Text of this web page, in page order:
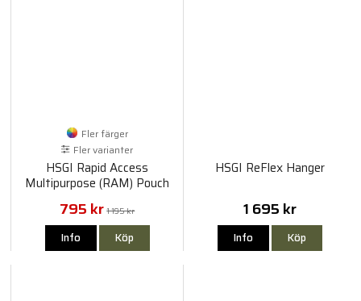
Fler färger
Fler varianter
HSGI Rapid Access
Multipurpose (RAM) Pouch
795 kr 1 195 kr
Info Köp
HSGI ReFlex Hanger
1 695 kr
Info Köp